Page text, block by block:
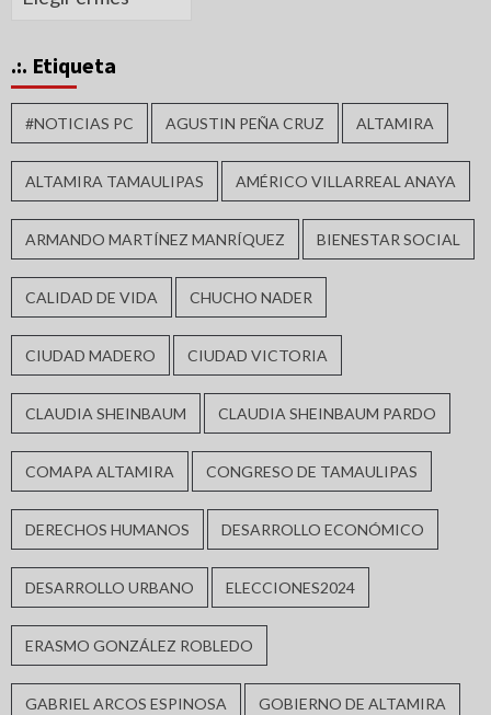
.:. Etiqueta
#NOTICIAS PC AGUSTIN PEÑA CRUZ ALTAMIRA
ALTAMIRA TAMAULIPAS AMÉRICO VILLARREAL ANAYA
ARMANDO MARTÍNEZ MANRÍQUEZ BIENESTAR SOCIAL
CALIDAD DE VIDA CHUCHO NADER
CIUDAD MADERO CIUDAD VICTORIA
CLAUDIA SHEINBAUM CLAUDIA SHEINBAUM PARDO
COMAPA ALTAMIRA CONGRESO DE TAMAULIPAS
DERECHOS HUMANOS DESARROLLO ECONÓMICO
DESARROLLO URBANO ELECCIONES2024
ERASMO GONZÁLEZ ROBLEDO
GABRIEL ARCOS ESPINOSA GOBIERNO DE ALTAMIRA